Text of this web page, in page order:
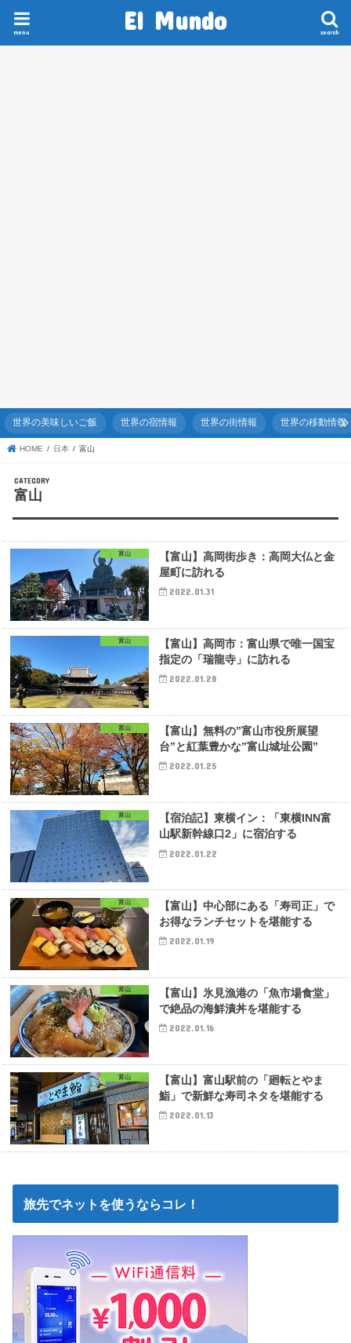
El Mundo search
menu
世界の美味しいご飯 世界の宿情報 世界の街情報 世界の移動情報
HOME 日本 富山
富山
富山
【富山】高岡街歩き：高岡大仏と金
屋町に訪れる
2022.01.31
富山
【富山】高岡市：富山県で唯一国宝
指定の「瑞龍寺」に訪れる
2022.01.28
富山
【富山】無料の”富山市役所展望
台”と紅葉豊かな”富山城址公園”
2022.01.25
富山
【宿泊記】東横イン：「東横INN富
山駅新幹線口2」に宿泊する
2022.01.22
富山
【富山】中心部にある「寿司正」で
お得なランチセットを堪能する
2022.01.19
富山
【富山】氷見漁港の「魚市場食堂」
で絶品の海鮮漬丼を堪能する
2022.01.16
富山
【富山】富山駅前の「廻転とやま
鮨」で新鮮な寿司ネタを堪能する
2022.01.13
旅先でネットを使うならコレ！